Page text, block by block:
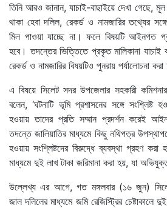
তিনি আরও জানান, যাচাই-বাছাইয়ে দেখা গেছে, মূল
থাকা হেবা দলিল, রেকর্ড ও নামজারির তথ্যের
মিল পাওয়া যাচ্ছে না। ফলে বিষয়টি আইনগত
হবে। তদন্তের ভিত্তিতে প্রকৃত মালিকানা যাচাই
রেকর্ড ও নামজারির বিষয়টিও পুনরায় পর্যালোচনা করা
এ বিষয়ে সিলেট সদর উপজেলার সহকারী
বলেন, ‘ঘটনাটি ভূমি প্রশাসনের সঙ্গে
হওয়ায় তাদের প্রতি সম্মান প্রদর্শন করেই
তদন্তে জালিয়াতির মাধ্যমে কিছু নথিপত্র
হওয়ায় সংশ্লিষ্টদের বিরুদ্ধে ব্যবস্থা গ্রহণ
মাধ্যমে দুই লাখ টাকা জরিমানা করা হয়, যা
উল্লেখ্য এর আগে, গত মঙ্গলবার (১৬ জুন)
জাল দলিলের মাধ্যমে জমি রেজিস্ট্রির